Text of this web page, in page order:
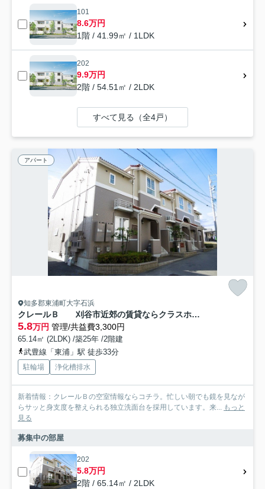
101
8.6万円
1階 / 41.99㎡ / 1LDK
202
9.9万円
2階 / 54.51㎡ / 2LDK
すべて見る（全4戸）
アパート
知多郡東浦町大字石浜
クレールＢ 刈谷市近郊の賃貸ならクラスホーム刈谷店
5.8万円 管理/共益費3,300円
65.14㎡ (2LDK) /築25年 /2階建
武豊線「東浦」駅 徒歩33分
駐輪場 浄化槽排水
新着情報：クレールＢの空室情報ならコチラ。忙しい朝でも鏡を見なが
らサッと身支度を整えられる独立洗面台を採用しています。来... もっと
見る
募集中の部屋
202
5.8万円
2階 / 65.14㎡ / 2LDK